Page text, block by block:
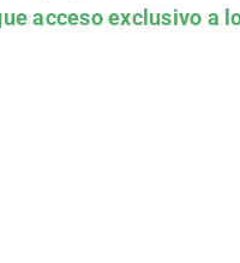
acceso exclusivo a